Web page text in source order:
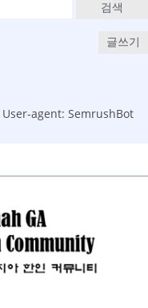
검색
글쓰기
User-agent: SemrushBot